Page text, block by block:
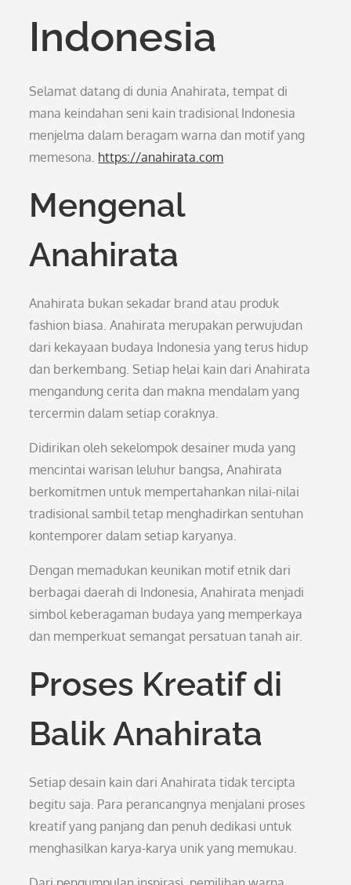
Indonesia
Selamat datang di dunia Anahirata, tempat di
mana keindahan seni kain tradisional Indonesia
menjelma dalam beragam warna dan motif yang
memesona. https://anahirata.com
Mengenal
Anahirata
Anahirata bukan sekadar brand atau produk
fashion biasa. Anahirata merupakan perwujudan
dari kekayaan budaya Indonesia yang terus hidup
dan berkembang. Setiap helai kain dari Anahirata
mengandung cerita dan makna mendalam yang
tercermin dalam setiap coraknya.
Didirikan oleh sekelompok desainer muda yang
mencintai warisan leluhur bangsa, Anahirata
berkomitmen untuk mempertahankan nilai-nilai
tradisional sambil tetap menghadirkan sentuhan
kontemporer dalam setiap karyanya.
Dengan memadukan keunikan motif etnik dari
berbagai daerah di Indonesia, Anahirata menjadi
simbol keberagaman budaya yang memperkaya
dan memperkuat semangat persatuan tanah air.
Proses Kreatif di
Balik Anahirata
Setiap desain kain dari Anahirata tidak tercipta
begitu saja. Para perancangnya menjalani proses
kreatif yang panjang dan penuh dedikasi untuk
menghasilkan karya-karya unik yang memukau.